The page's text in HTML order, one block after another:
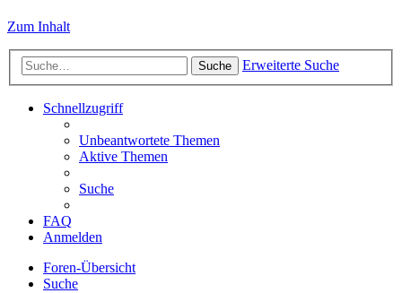
Zum Inhalt
Suche Erweiterte Suche
Schnellzugriff
Unbeantwortete Themen
Aktive Themen
Suche
FAQ
Anmelden
Foren-Übersicht
Suche